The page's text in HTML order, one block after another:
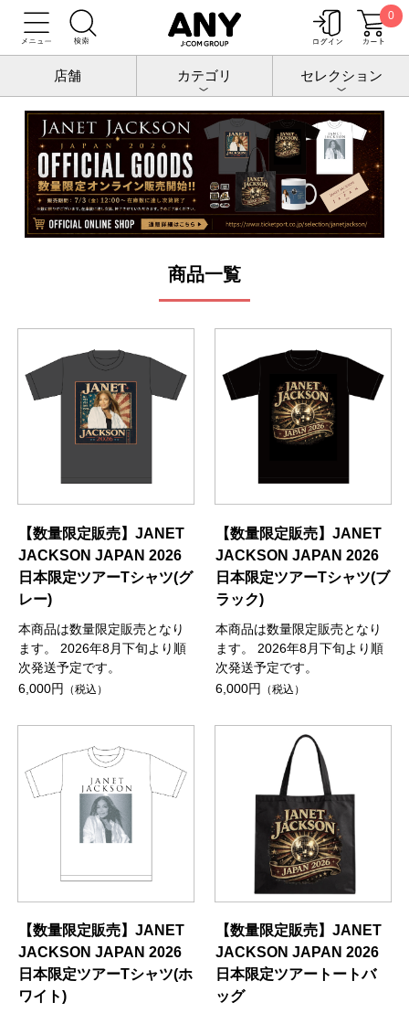
0
店舗 カテゴリ セレクション
トップ JANET JACKSON JAPAN 2026トップ
商品一覧
【数量限定販売】JANET
JACKSON JAPAN 2026
日本限定ツアーTシャツ(グ
レー)
本商品は数量限定販売となり
ます。 2026年8月下旬より順
次発送予定です。
6,000円 （税込）
【数量限定販売】JANET
JACKSON JAPAN 2026
日本限定ツアーTシャツ(ブ
ラック)
本商品は数量限定販売となり
ます。 2026年8月下旬より順
次発送予定です。
6,000円 （税込）
【数量限定販売】JANET
JACKSON JAPAN 2026
日本限定ツアーTシャツ(ホ
ワイト)
【数量限定販売】JANET
JACKSON JAPAN 2026
日本限定ツアートートバ
ッグ